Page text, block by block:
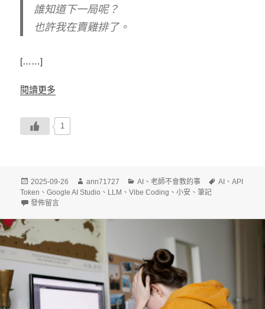
誰知道下一局呢？
也許我在賣雞排了。
[……]
閱讀更多
1
發
佈
日
2025-09-26
作
者
ann71727
分
類
AI 、老師不會教的事
標
AI 、API
Token 、Google AI Studio 、 LLM 、Vibe Coding 、小安 、筆記
在〈去x的，Google這招太奸詐了！〉
發佈留言